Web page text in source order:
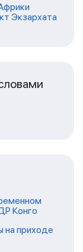
Экзархата
Конго
на приходе